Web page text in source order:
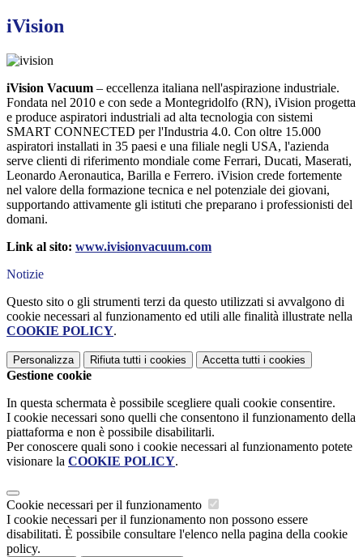
iVision
iVision Vacuum – eccellenza italiana nell'aspirazione industriale.
Fondata nel 2010 e con sede a Montegridolfo (RN), iVision progetta
e produce aspiratori industriali ad alta tecnologia con sistemi
SMART CONNECTED per l'Industria 4.0. Con oltre 15.000
aspiratori installati in 35 paesi e una filiale negli USA, l'azienda
serve clienti di riferimento mondiale come Ferrari, Ducati, Maserati,
Leonardo Aeronautica, Barilla e Ferrero. iVision crede fortemente
nel valore della formazione tecnica e nel potenziale dei giovani,
supportando attivamente gli istituti che preparano i professionisti del
domani.
Link al sito: www.ivisionvacuum.com
Notizie
Questo sito o gli strumenti terzi da questo utilizzati si avvalgono di
cookie necessari al funzionamento ed utili alle finalità illustrate nella
COOKIE POLICY.
Personalizza Rifiuta tutti i cookies Accetta tutti i cookies
Gestione cookie
In questa schermata è possibile scegliere quali cookie consentire.
I cookie necessari sono quelli che consentono il funzionamento della
piattaforma e non è possibile disabilitarli.
Per conoscere quali sono i cookie necessari al funzionamento potete
visionare la COOKIE POLICY.
Cookie necessari per il funzionamento
I cookie necessari per il funzionamento non possono essere
disabilitati. È possibile consultare l'elenco nella pagina della cookie
policy.